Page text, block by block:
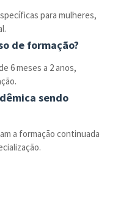
para mulheres,
de formação?
6 meses a 2 anos,
sendo
a formação continuada